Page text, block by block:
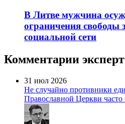
В Литве мужчина
ограничения свободы
социальной сети
Комментарии
31 июл 2026
Не случайно противники
Православной Церкви